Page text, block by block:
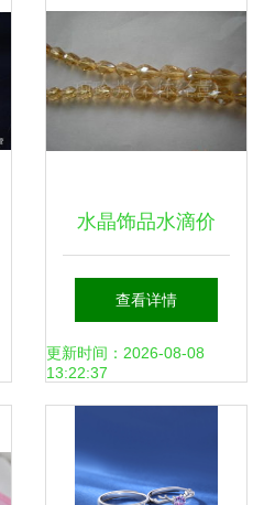
水晶饰品水滴价
格、厂家与图片解
析 打造精致首饰之
查看详情
更新时间：2026-08-08
13:22:37